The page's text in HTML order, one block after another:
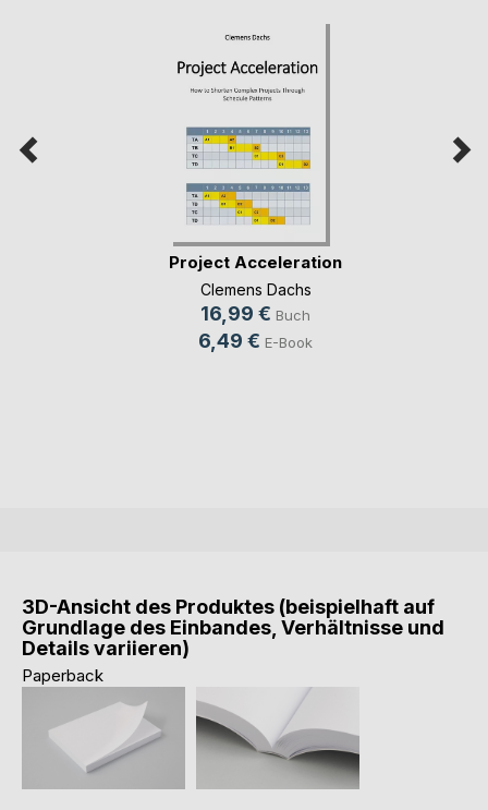
Project Acceleration
Clemens Dachs
16,99 € Buch
6,49 € E-Book
3D-Ansicht des Produktes (beispielhaft auf
Grundlage des Einbandes, Verhältnisse und
Details variieren)
Paperback